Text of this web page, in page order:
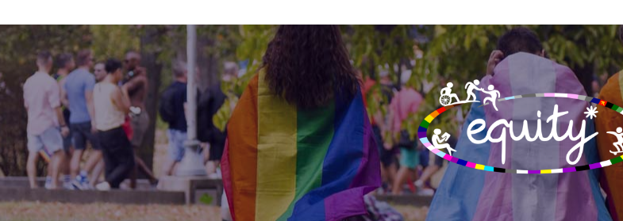
Inhalt
springen